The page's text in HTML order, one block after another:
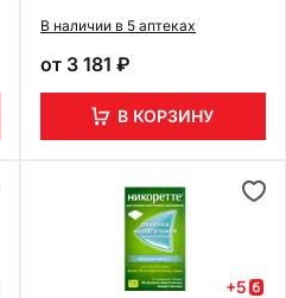
В наличии в 5 аптеках
от 3 181 ₽
В КОРЗИНУ
+5